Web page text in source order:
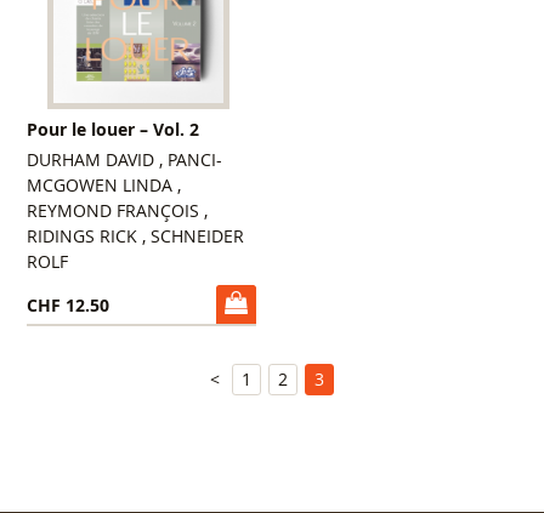
Pour le louer – Vol. 2
DURHAM DAVID , PANCI-
MCGOWEN LINDA ,
REYMOND FRANÇOIS ,
RIDINGS RICK , SCHNEIDER
ROLF
CHF 12.50
< 1 2 3